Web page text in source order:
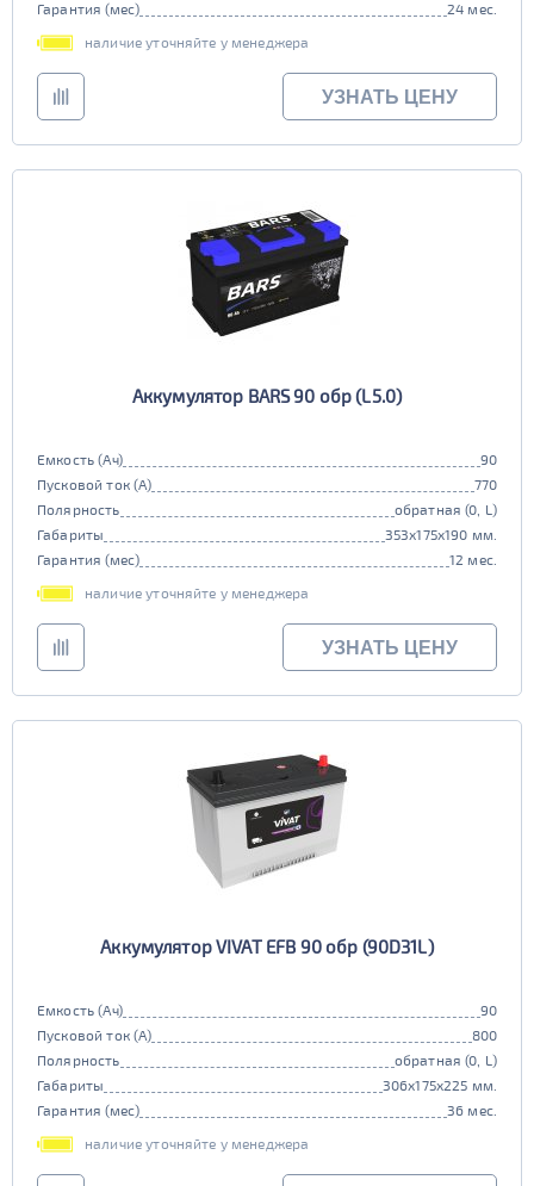
Гарантия (мес)
24 мес.
наличие уточняйте у менеджера
УЗНАТЬ ЦЕНУ
Аккумулятор BARS 90 обр (L5.0)
Емкость (Ач)
90
Пусковой ток (А)
770
Полярность
обратная (0, L)
Габариты
353x175x190 мм.
Гарантия (мес)
12 мес.
наличие уточняйте у менеджера
УЗНАТЬ ЦЕНУ
Аккумулятор VIVAT EFB 90 обр (90D31L)
Емкость (Ач)
90
Пусковой ток (А)
800
Полярность
обратная (0, L)
Габариты
306x175x225 мм.
Гарантия (мес)
36 мес.
наличие уточняйте у менеджера